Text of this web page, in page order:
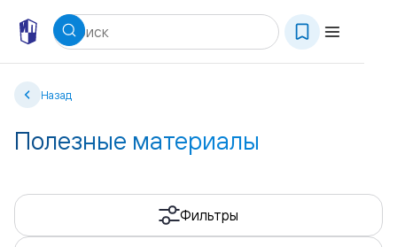
Назад
Полезные материалы
Фильтры